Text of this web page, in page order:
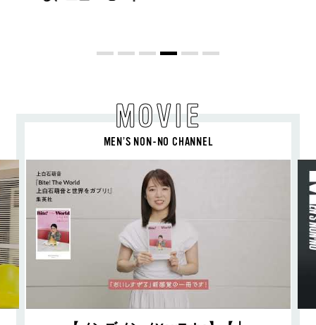
MOVIE
MEN’S NON-NO CHANNEL